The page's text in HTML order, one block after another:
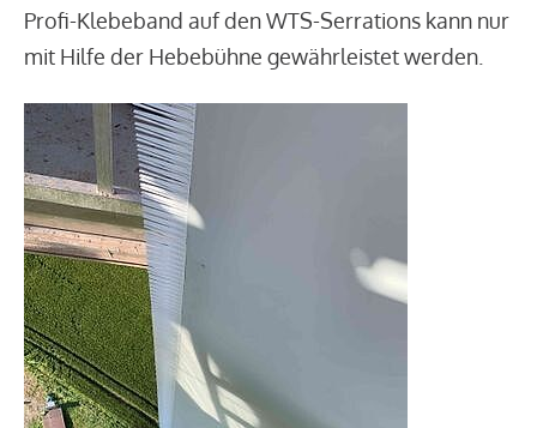
Profi-Klebeband auf den WTS-Serrations kann nur
mit Hilfe der Hebebühne gewährleistet werden.